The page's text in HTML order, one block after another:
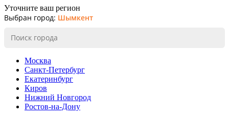
Уточните ваш регион
Выбран город: Шымкент
Москва
Санкт-Петербург
Екатеринбург
Киров
Нижний Новгород
Ростов-на-Дону